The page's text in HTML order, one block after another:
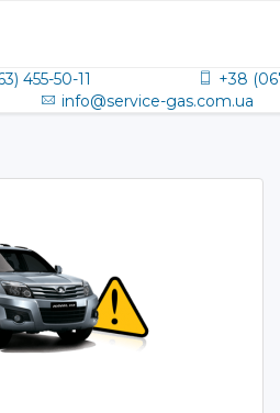
455-50-11
+38
info@service-gas.com.ua